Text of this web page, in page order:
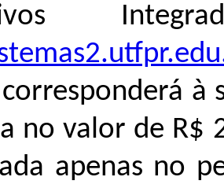
no valor de R$
apenas no